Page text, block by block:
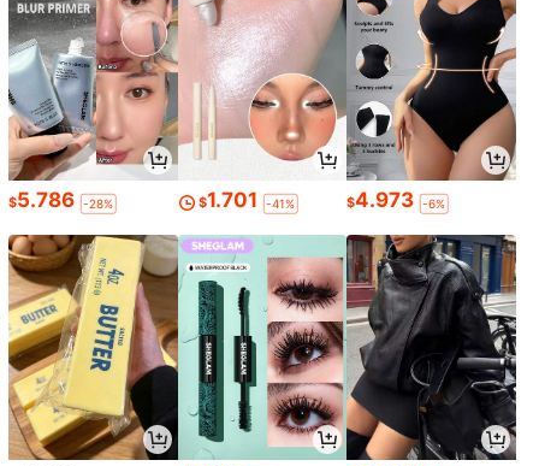
$5.786 -28% $1.701 -41% $4.973 -6%